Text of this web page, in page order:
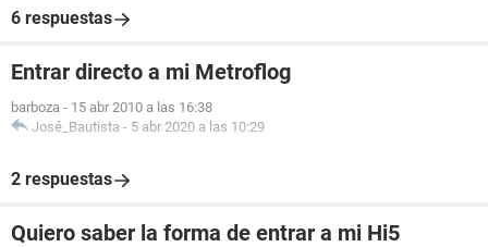
6 respuestas
Entrar directo a mi Metroflog
barboza - 15 abr 2010 a las 16:38
José_Bautista - 5 abr 2020 a las 10:29
2 respuestas
Quiero saber la forma de entrar a mi Hi5